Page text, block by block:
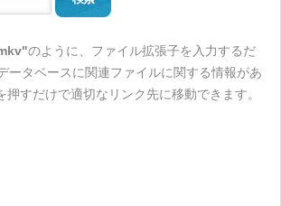
のように、ファイル拡張子を入力するだ
ータベースに関連ファイルに関する情報があ
押すだけで適切なリンク先に移動できます。